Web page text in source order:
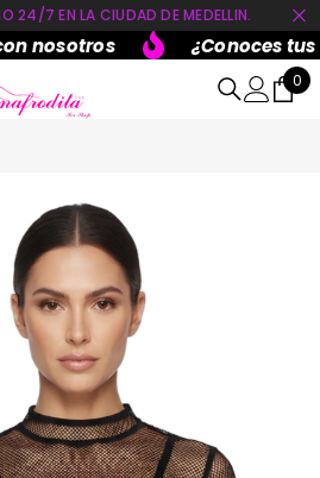
24/7 EN LA CIUDAD DE MEDELLIN.
nosotros ¿Conoces tus
0
0